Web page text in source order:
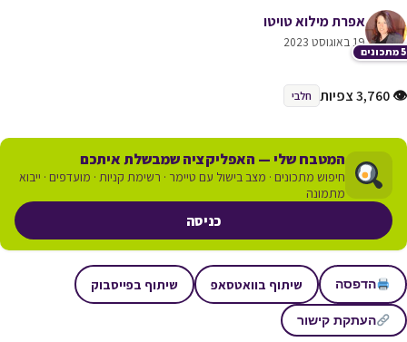
אפרת מילוא טויטו
19 באוגוסט 2023
👁 3,760 צפיות חלבי
המטבח שלי — האפליקציה שמבשלת איתכם
חיפוש מתכונים · מצב בישול עם טיימר · רשימת קניות · מועדפים · ייבוא
מתמונה
כניסה
הדפסה שיתוף בוואטסאפ שיתוף בפייסבוק
העתקת קישור